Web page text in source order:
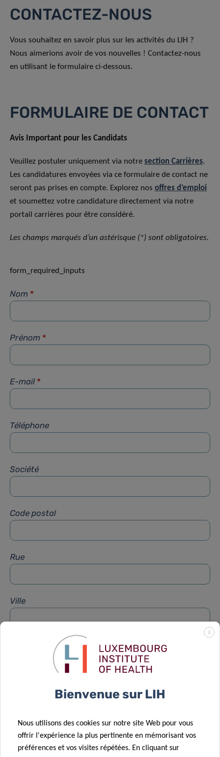
CONTACTEZ-NOUS
Vous souhaitez en savoir plus sur les activités du LIH ?
Nous aimerions avoir de vos nouvelles ! Contactez-nous
en utilisant le formulaire ci-dessous.
FORMULAIRE DE CONTACT
Avis Important pour les Candidats
Veuillez postuler uniquement via notre section Carrières.
Les candidatures envoyées via ce formulaire de contact ne
seront pas prises en compte. Explorez nos offres d’emploi
et soumettez votre candidature directement via notre
portail carrières pour être considéré.
Les champs marqués d’un astérisque (*) sont obligatoires.
form_required_inputs
Nom *
Prénom *
E-mail *
Téléphone
Société
Code postal
Rue
Ville
X
Bienvenue sur LIH
Nous utilisons des cookies sur notre site Web pour vous
offrir l'expérience la plus pertinente en mémorisant vos
préférences et vos visites répétées. En cliquant sur